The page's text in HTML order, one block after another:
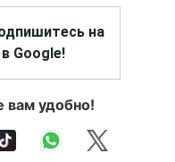
на
Google!
вам удобно!